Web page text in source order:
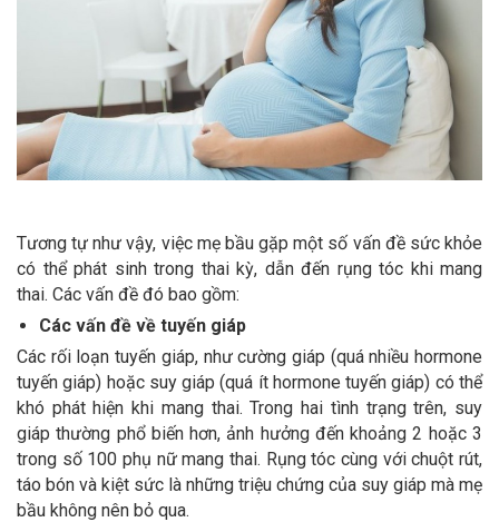
Tương tự như vậy, việc mẹ bầu gặp một số vấn đề sức khỏe
có thể phát sinh trong thai kỳ, dẫn đến rụng tóc khi mang
thai. Các vấn đề đó bao gồm:
Các vấn đề về tuyến giáp
Các rối loạn tuyến giáp, như cường giáp (quá nhiều hormone
tuyến giáp) hoặc suy giáp (quá ít hormone tuyến giáp) có thể
khó phát hiện khi mang thai. Trong hai tình trạng trên, suy
giáp thường phổ biến hơn, ảnh hưởng đến khoảng 2 hoặc 3
trong số 100 phụ nữ mang thai. Rụng tóc cùng với chuột rút,
táo bón và kiệt sức là những triệu chứng của suy giáp mà mẹ
bầu không nên bỏ qua.